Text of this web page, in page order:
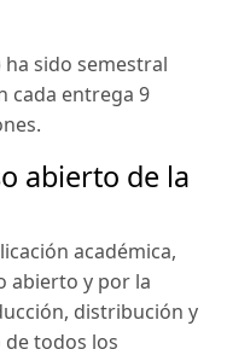
ha sido semestral
cada entrega 9
abierto de la
académica,
abierto y por la
distribución y
todos los